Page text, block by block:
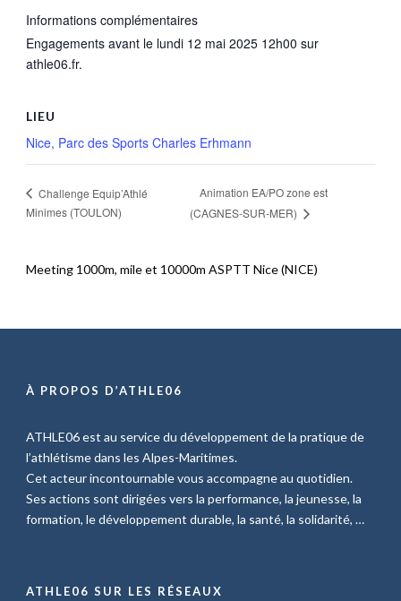
Informations complémentaires
Engagements avant le lundi 12 mai 2025 12h00 sur
athle06.fr.
LIEU
Nice, Parc des Sports Charles Erhmann
Challenge Equip’Athlé
Minimes (TOULON)
Animation EA/PO zone est
(CAGNES-SUR-MER)
Meeting 1000m, mile et 10000m ASPTT Nice (NICE)
À PROPOS D’ATHLE06
ATHLE06 est au service du développement de la pratique de
l’athlétisme dans les Alpes-Maritimes.
Cet acteur incontournable vous accompagne au quotidien.
Ses actions sont dirigées vers la performance, la jeunesse, la
formation, le développement durable, la santé, la solidarité, …
ATHLE06 SUR LES RÉSEAUX